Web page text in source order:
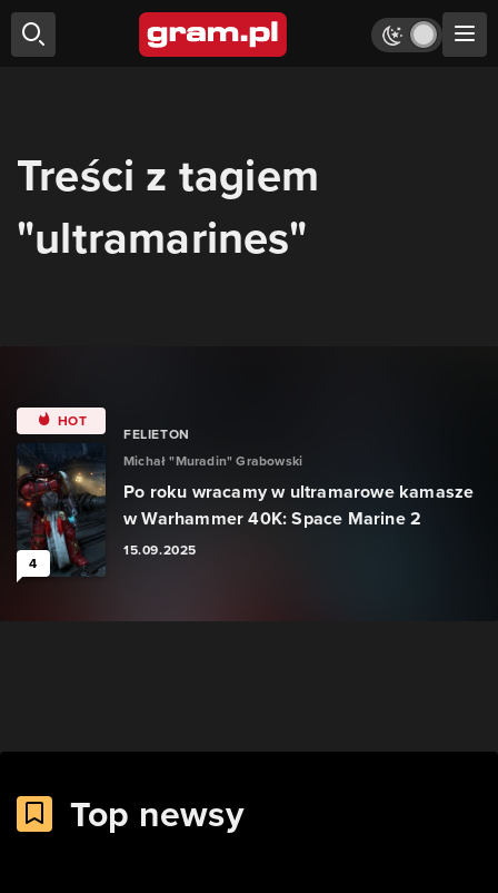
Treści z tagiem
"ultramarines"
HOT
4
FELIETON
Michał "Muradin" Grabowski
Po roku wracamy w ultramarowe kamasze
w Warhammer 40K: Space Marine 2
15.09.2025
Top newsy